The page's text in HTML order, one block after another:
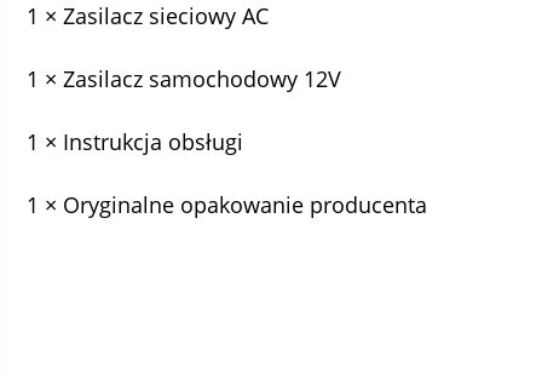
1 × Zasilacz sieciowy AC
1 × Zasilacz samochodowy 12V
1 × Instrukcja obsługi
1 × Oryginalne opakowanie producenta